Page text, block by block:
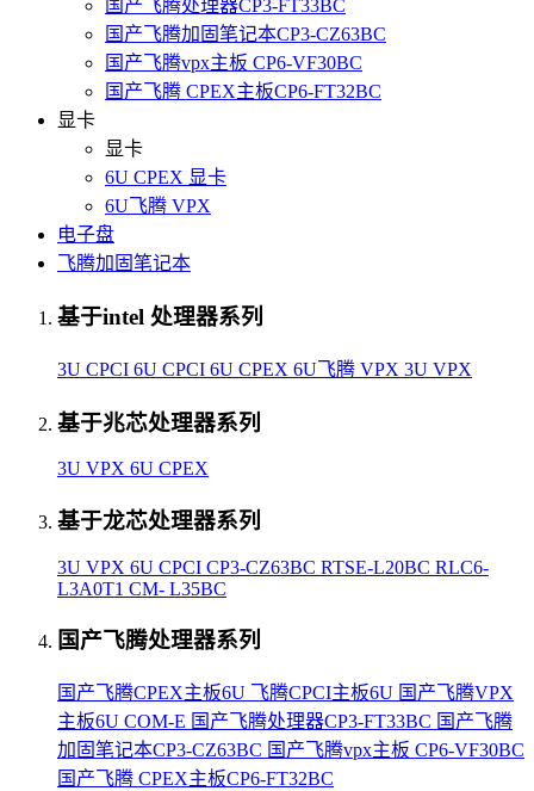
国产飞腾处理器CP3-FT33BC
国产飞腾加固笔记本CP3-CZ63BC
国产飞腾vpx主板 CP6-VF30BC
国产飞腾 CPEX主板CP6-FT32BC
显卡
显卡
6U CPEX 显卡
6U飞腾 VPX
电子盘
飞腾加固笔记本
基于intel 处理器系列
3U CPCI 6U CPCI 6U CPEX 6U飞腾 VPX 3U VPX
基于兆芯处理器系列
3U VPX 6U CPEX
基于龙芯处理器系列
3U VPX 6U CPCI CP3-CZ63BC RTSE-L20BC RLC6-
L3A0T1 CM- L35BC
国产飞腾处理器系列
国产飞腾CPEX主板6U 飞腾CPCI主板6U 国产飞腾VPX
主板6U COM-E 国产飞腾处理器CP3-FT33BC 国产飞腾
加固笔记本CP3-CZ63BC 国产飞腾vpx主板 CP6-VF30BC
国产飞腾 CPEX主板CP6-FT32BC